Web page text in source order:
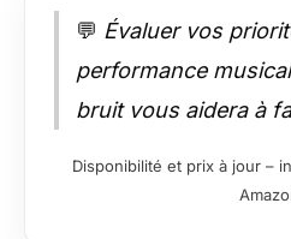
💬 Évaluer vos
performance
bruit vous aidera à
Disponibilité et prix à jour –